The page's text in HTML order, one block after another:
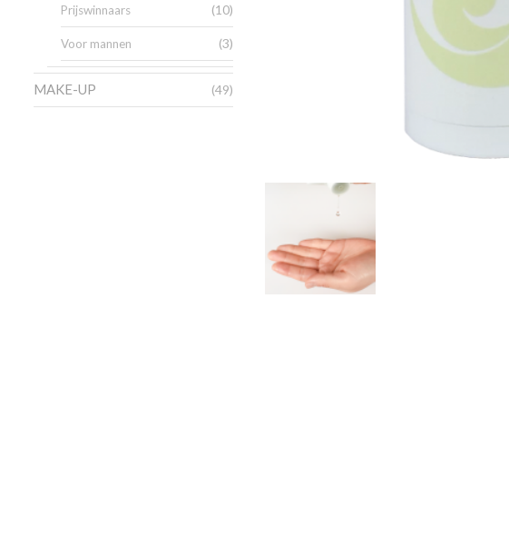
Prijswinnaars (10)
Voor mannen (3)
MAKE-UP (49)